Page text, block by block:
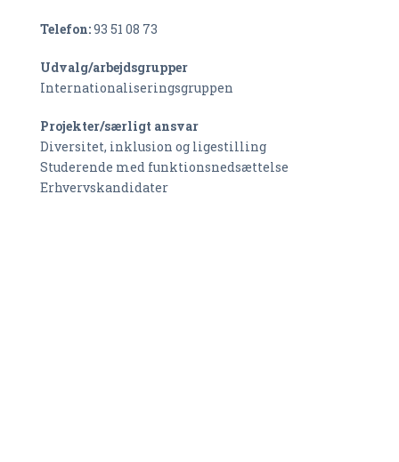
Telefon:93 51 08 73
Udvalg/arbejdsgrupper
Internationaliseringsgruppen
Projekter/særligt ansvar
Diversitet, inklusion og ligestilling
Studerende med funktionsnedsættelse
Erhvervskandidater